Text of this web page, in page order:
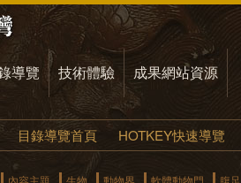
導覽 技術體驗 成果網站資源
目錄導覽首頁 HOTKEY快速導覽
內容主題 生物 動物界 軟體動物門 腹